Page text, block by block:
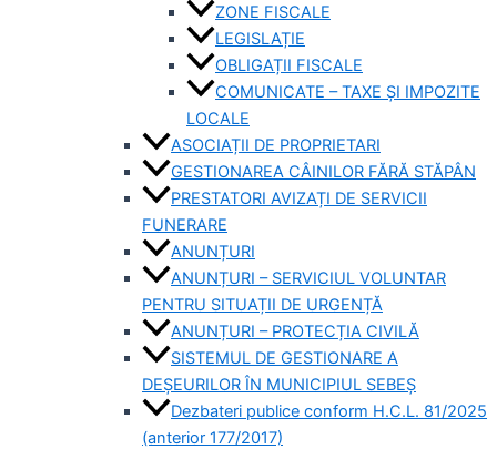
ZONE FISCALE
LEGISLAȚIE
OBLIGAȚII FISCALE
COMUNICATE – TAXE ȘI IMPOZITE
LOCALE
ASOCIAȚII DE PROPRIETARI
GESTIONAREA CÂINILOR FĂRĂ STĂPÂN
PRESTATORI AVIZAȚI DE SERVICII
FUNERARE
ANUNȚURI
ANUNȚURI – SERVICIUL VOLUNTAR
PENTRU SITUAȚII DE URGENȚĂ
ANUNȚURI – PROTECȚIA CIVILĂ
SISTEMUL DE GESTIONARE A
DEȘEURILOR ÎN MUNICIPIUL SEBEȘ
Dezbateri publice conform H.C.L. 81/2025
(anterior 177/2017)